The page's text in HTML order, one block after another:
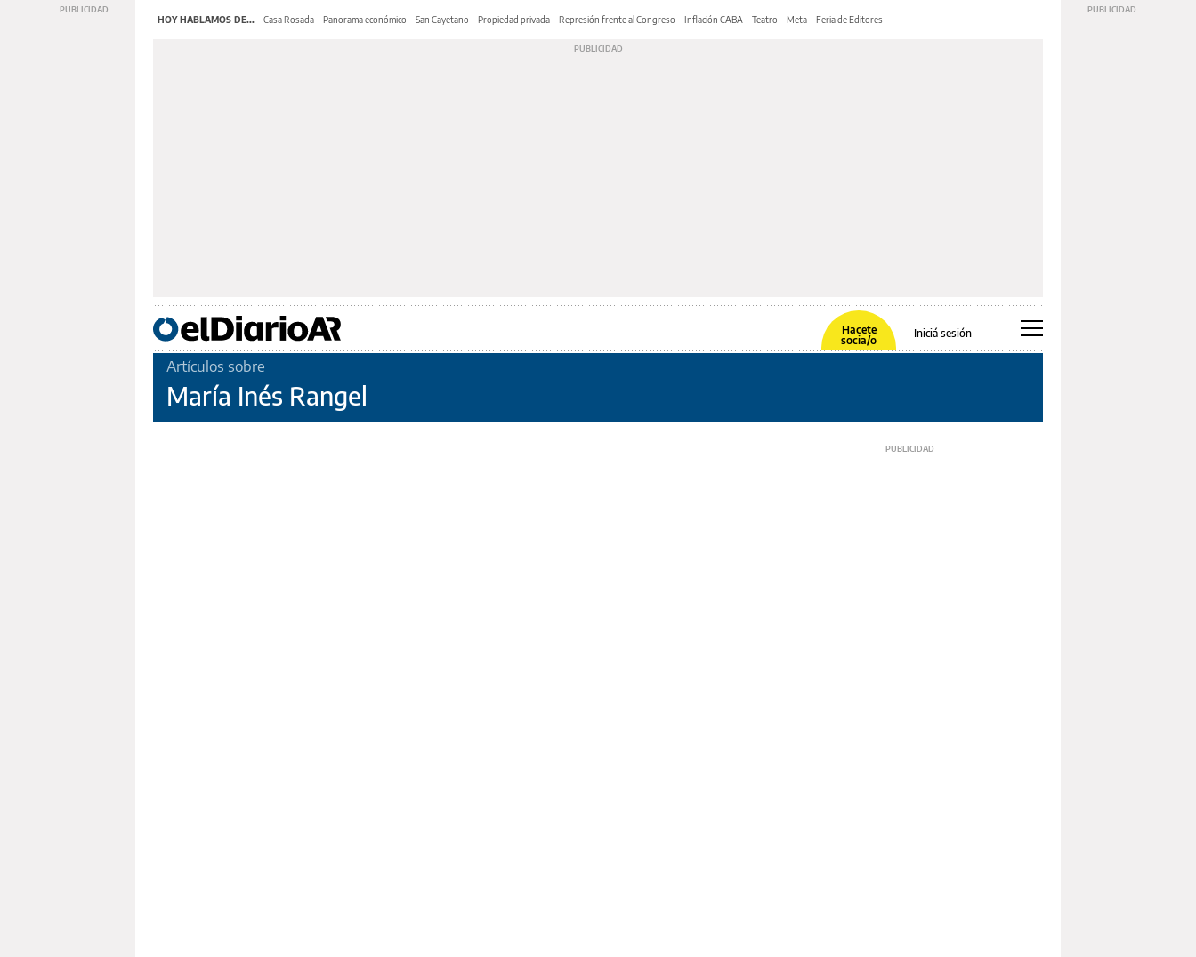
HOY HABLAMOS DE... Casa Rosada Panorama económico San Cayetano Propiedad privada Represión frente al Congreso Inflación CABA Teatro Meta Feria de Editores
Hacete
socia/o
Iniciá sesión
Artículos sobre
María Inés Rangel